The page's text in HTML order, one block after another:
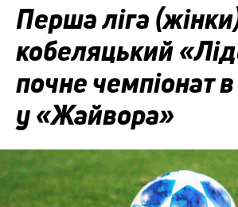
Перша ліга
кобеляцький
почне чемпіонат
у «Жайвора»